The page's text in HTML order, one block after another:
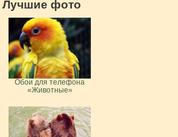
Лучшие фото
Обои для телефона
«Животные»